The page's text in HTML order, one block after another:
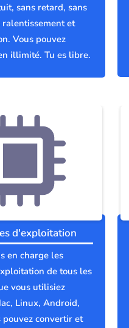
sans retard, sans
ralentissement et
Vous pouvez
illimité. Tu es libre.
d'exploitation
en charge les
de tous les
vous utilisiez
Linux, Android,
pouvez convertir et